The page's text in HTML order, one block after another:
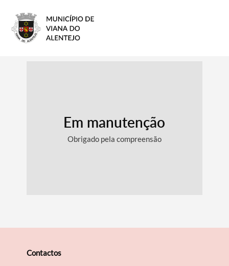
Em manutenção
Obrigado pela compreensão
Contactos